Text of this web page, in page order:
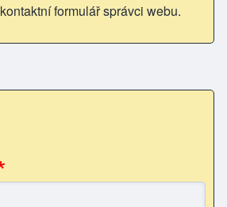
formulář správci webu.